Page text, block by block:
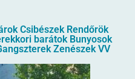
Csibészek Rendőrök
barátok Bunyosok
Zenészek VV